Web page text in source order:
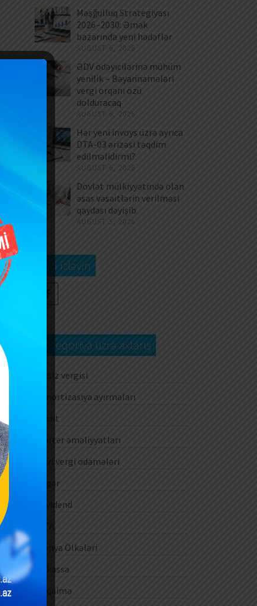
Məşğulluq Strategiyası
2026–2030: Əmək
bazarında yeni hədəflər
AUGUST 6, 2026
ƏDV ödəyicilərinə mühüm
yenilik – Bəyannamələri
vergi orqanı özü
dolduracaq
AUGUST 6, 2026
Hər yeni invoys üzrə ayrıca
DTA-03 ərizəsi təqdim
edilməlidirmi?
AUGUST 6, 2026
Dövlət mülkiyyətində olan
əsas vəsaitlərin verilməsi
qaydası dəyişib
AUGUST 5, 2026
Bizi izləyin
Kateqoriya üzrə axtarış
Aksiz vergisi
Amortizasiya ayırmaları
Audit
Barter əməliyyatları
Cari vergi ödəmələri
Digər
Dividend
Dünya Ölkələri
E-kassa
E-qaimə